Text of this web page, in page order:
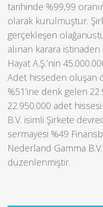
tarihinde %99,99
olarak kurulmuştur.
gerçekleşen
alınan karara
Hayat A.Ş.’nin
Adet hisseden oluşan
%51’ine denk gelen
22.950.000 adet
B.V. isimli Şirkete
sermayesi %49
Nederland Gamma
düzenlenmiştir.